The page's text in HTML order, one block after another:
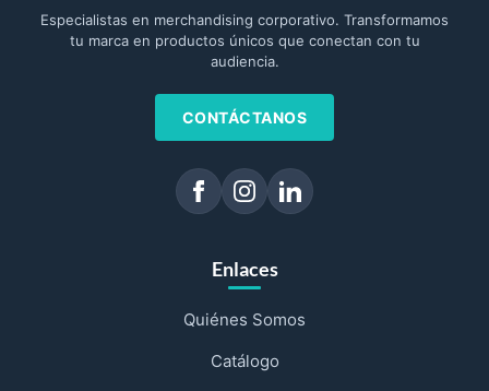
Especialistas en merchandising corporativo. Transformamos
tu marca en productos únicos que conectan con tu
audiencia.
CONTÁCTANOS
Enlaces
Quiénes Somos
Catálogo